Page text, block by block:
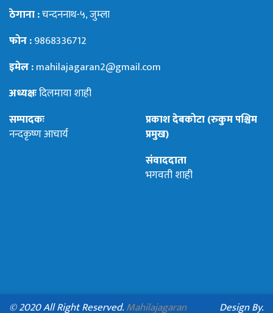
ठेगाना :चन्दननाथ-५, जुम्ला
फोन :9868336712
इमेल :mahilajagaran2@gmail.com
अध्यक्षःदिलमाया शाही
सम्पादकः
नन्दकृष्ण आचार्य
प्रकाश देबकोटा (रुकुम पश्चिम
प्रमुख)
संवाददाता
भगवती शाही
© 2020 All Right Reserved.Mahilajagaran Design By.